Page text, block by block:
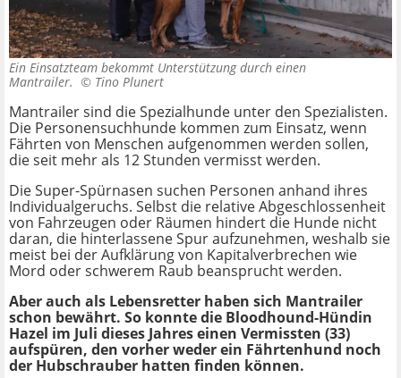
Ein Einsatzteam bekommt Unterstützung durch einen
Mantrailer. © Tino Plunert
Mantrailer sind die Spezialhunde unter den Spezialisten.
Die Personensuchhunde kommen zum Einsatz, wenn
Fährten von Menschen aufgenommen werden sollen,
die seit mehr als 12 Stunden vermisst werden.
Die Super-Spürnasen suchen Personen anhand ihres
Individualgeruchs. Selbst die relative Abgeschlossenheit
von Fahrzeugen oder Räumen hindert die Hunde nicht
daran, die hinterlassene Spur aufzunehmen, weshalb sie
meist bei der Aufklärung von Kapitalverbrechen wie
Mord oder schwerem Raub beansprucht werden.
Aber auch als Lebensretter haben sich Mantrailer
schon bewährt. So konnte die Bloodhound-Hündin
Hazel im Juli dieses Jahres einen Vermissten (33)
aufspüren, den vorher weder ein Fährtenhund noch
der Hubschrauber hatten finden können.